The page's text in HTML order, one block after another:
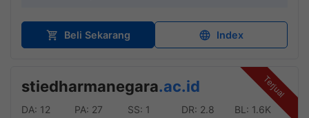
Beli Sekarang Index
Terjual
stiedharmanegara.ac.id
DA: 12 PA: 27 SS: 1 DR: 2.8 BL: 1.6K